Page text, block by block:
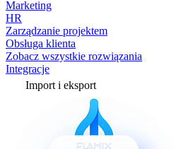
Marketing
HR
Zarządzanie projektem
Obsługa klienta
Zobacz wszystkie rozwiązania
Integracje
Import i eksport